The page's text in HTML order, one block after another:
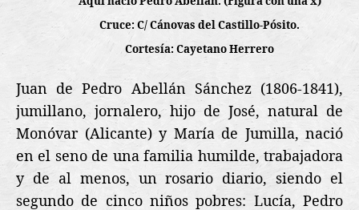
Cruce: C/ Cánovas del Castillo-Pósito.
Cortesía: Cayetano Herrero
Juan de Pedro Abellán Sánchez (1806-1841),
jumillano, jornalero, hijo de José, natural de
Monóvar (Alicante) y María de Jumilla, nació
en el seno de una familia humilde, trabajadora
y de al menos, un rosario diario, siendo el
segundo de cinco niños pobres: Lucía, Pedro